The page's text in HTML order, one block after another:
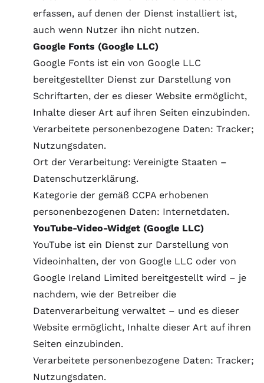
erfassen, auf denen der Dienst installiert ist,
auch wenn Nutzer ihn nicht nutzen.
Google Fonts (Google LLC)
Google Fonts ist ein von Google LLC
bereitgestellter Dienst zur Darstellung von
Schriftarten, der es dieser Website ermöglicht,
Inhalte dieser Art auf ihren Seiten einzubinden.
Verarbeitete personenbezogene Daten: Tracker;
Nutzungsdaten.
Ort der Verarbeitung: Vereinigte Staaten –
Datenschutzerklärung.
Kategorie der gemäß CCPA erhobenen
personenbezogenen Daten: Internetdaten.
YouTube-Video-Widget (Google LLC)
YouTube ist ein Dienst zur Darstellung von
Videoinhalten, der von Google LLC oder von
Google Ireland Limited bereitgestellt wird – je
nachdem, wie der Betreiber die
Datenverarbeitung verwaltet – und es dieser
Website ermöglicht, Inhalte dieser Art auf ihren
Seiten einzubinden.
Verarbeitete personenbezogene Daten: Tracker;
Nutzungsdaten.